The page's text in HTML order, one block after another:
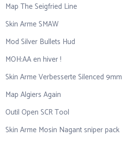
Map The Seigfried Line
Skin Arme SMAW
Mod Silver Bullets Hud
MOH:AA en hiver !
Skin Arme Verbesserte Silenced 9mm
Map Algiers Again
Outil Open SCR Tool
Skin Arme Mosin Nagant sniper pack